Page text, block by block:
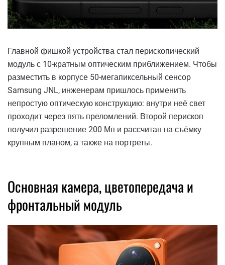
Главной фишкой устройства стал перископический
модуль с 10-кратным оптическим приближением. Чтобы
разместить в корпусе 50-мегапиксельный сенсор
Samsung JNL, инженерам пришлось применить
непростую оптическую конструкцию: внутри неё свет
проходит через пять преломлений. Второй перископ
получил разрешение 200 Мп и рассчитан на съёмку
крупным планом, а также на портреты.
Основная камера, цветопередача и
фронтальный модуль